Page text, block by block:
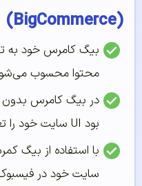
(BigCommerce)
بیگ کامرس خود به
محتوا محسوب می‌شود
در بیگ کامرس بدون
بود UI سایت خود را تغییر دهید.
با استفاده از بیگ
سایت خود در